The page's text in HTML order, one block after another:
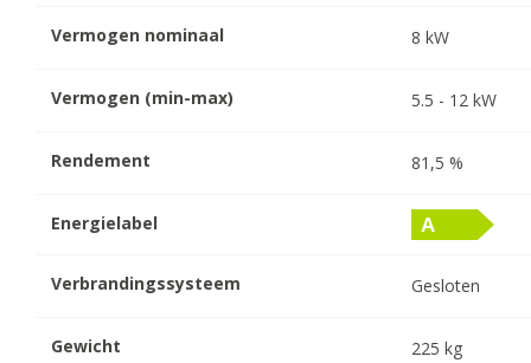
Vermogen nominaal 8 kW
Vermogen (min-max) 5.5 - 12 kW
Rendement 81,5 %
Energielabel
Verbrandingssysteem Gesloten
Gewicht 225 kg